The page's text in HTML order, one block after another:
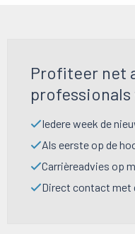
Profiteer net
professionals
Iedere week de
Als eerste op de
Carrièreadvies op
Direct contact met